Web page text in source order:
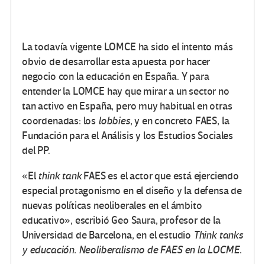
La todavía vigente LOMCE ha sido el intento más
obvio de desarrollar esta apuesta por hacer
negocio con la educación en España. Y para
entender la LOMCE hay que mirar a un sector no
tan activo en España, pero muy habitual en otras
coordenadas: los lobbies, y en concreto FAES, la
Fundación para el Análisis y los Estudios Sociales
del PP.
«Elthink tankFAES es el actor que está ejerciendo
especial protagonismo en el diseño y la defensa de
nuevas políticas neoliberales en el ámbito
educativo», escribió Geo Saura, profesor de la
Universidad de Barcelona, en el estudio Think tanks
y educación. Neoliberalismo de FAES en la LOCME.